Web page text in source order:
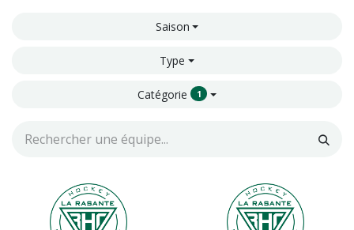
Saison
Type
Catégorie 1